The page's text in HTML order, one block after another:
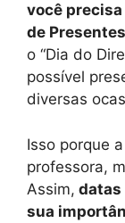
você
de
o “Dia do
possível
diversas
Isso porque
professora,
Assim, datas
sua